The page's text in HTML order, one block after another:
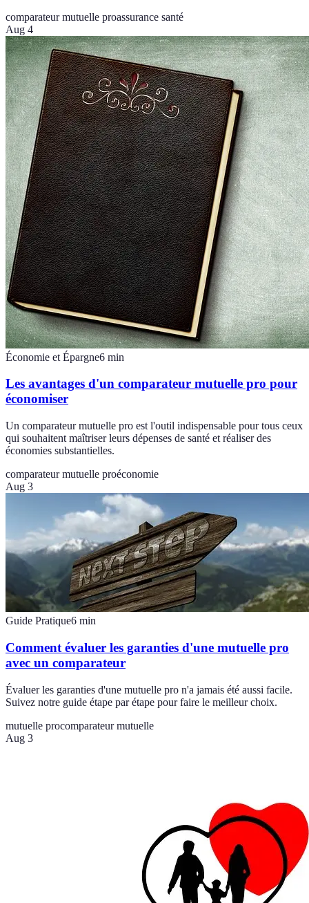
comparateur mutuelle proassurance santé
Aug 4
Économie et Épargne6 min
Les avantages d'un comparateur mutuelle pro pour
économiser
Un comparateur mutuelle pro est l'outil indispensable pour tous ceux
qui souhaitent maîtriser leurs dépenses de santé et réaliser des
économies substantielles.
comparateur mutuelle proéconomie
Aug 3
Guide Pratique6 min
Comment évaluer les garanties d'une mutuelle pro
avec un comparateur
Évaluer les garanties d'une mutuelle pro n'a jamais été aussi facile.
Suivez notre guide étape par étape pour faire le meilleur choix.
mutuelle procomparateur mutuelle
Aug 3